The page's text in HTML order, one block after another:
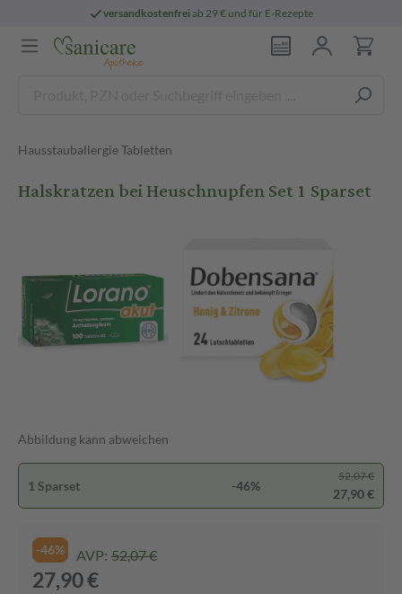
versandkostenfreiab 29 € und für E-Rezepte
Hausstauballergie Tabletten
Halskratzen bei Heuschnupfen Set 1 Sparset
Abbildung kann abweichen
1 Sparset -46%
52,07 €
27,90 €
-46% AVP: 52,07 €
27,90 €